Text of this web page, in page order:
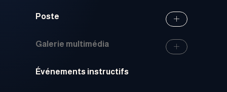
Poste
Galerie multimédia
Événements instructifs